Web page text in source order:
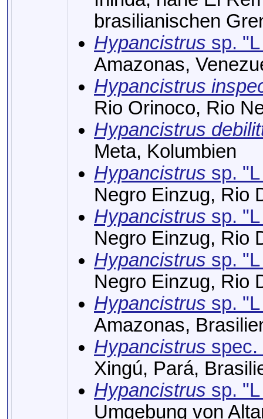
brasilianischen
Hypancistrus sp.
Amazonas,
Hypancistrus
Rio Orinoco, Rio
Hypancistrus
Meta, Kolumbien
Hypancistrus sp.
Negro Einzug, Rio
Hypancistrus sp.
Negro Einzug, Rio
Hypancistrus sp.
Negro Einzug, Rio
Hypancistrus sp.
Amazonas,
Hypancistrus
Xingú, Pará,
Hypancistrus sp.
Umgebung von